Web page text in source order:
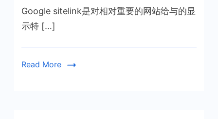
博
Google sitelink是对相对重要的网站给与的显
示特 […]
Read More